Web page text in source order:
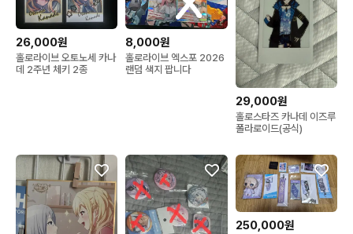
26,000원
홀로라이브 오토노세 카나
데 2주년 체키 2종
8,000원
홀로라이브 엑스포 2026
랜덤 색지 팝니다
29,000원
홀로스타즈 카나데 이즈루
폴라로이드(공식)
250,000원